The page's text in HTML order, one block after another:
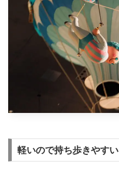
軽いので持ち歩きやすい